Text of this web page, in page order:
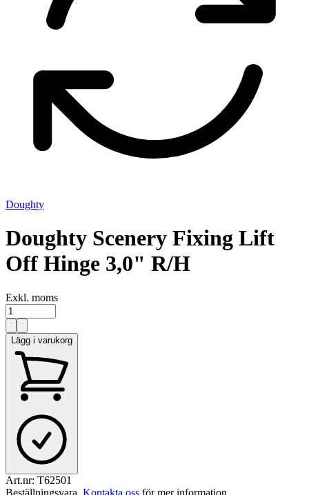
Doughty
Doughty Scenery Fixing Lift
Off Hinge 3,0" R/H
Exkl. moms
Lägg i varukorg
Art.nr: T62501
Beställningsvara Kontakta oss för mer information.